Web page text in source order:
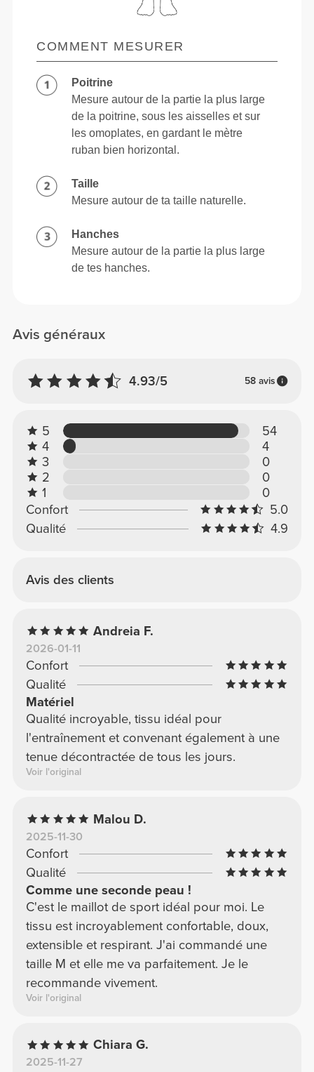
Avis généraux
4.93/5 58 avis
5
54
4
4
3
0
2
0
1
0
Confort
5.0
Qualité
4.9
Avis des clients
Andreia F.
2026-01-11
Confort
Qualité
Matériel
Qualité incroyable, tissu idéal pour
l'entraînement et convenant également à une
tenue décontractée de tous les jours.
Voir l'original
Malou D.
2025-11-30
Confort
Qualité
Comme une seconde peau !
C'est le maillot de sport idéal pour moi. Le
tissu est incroyablement confortable, doux,
extensible et respirant. J'ai commandé une
taille M et elle me va parfaitement. Je le
recommande vivement.
Voir l'original
Chiara G.
2025-11-27
COMMENT MESURER
Poitrine
Mesure autour de la partie la plus large
de la poitrine, sous les aisselles et sur
les omoplates, en gardant le mètre
ruban bien horizontal.
Taille
Mesure autour de ta taille naturelle.
Hanches
Mesure autour de la partie la plus large
de tes hanches.